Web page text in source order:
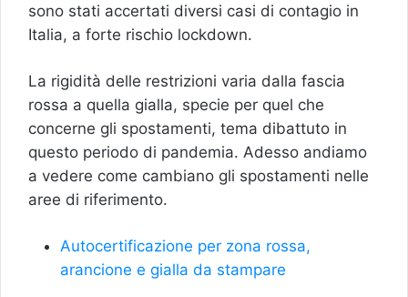
sono stati accertati diversi casi di contagio in
Italia, a forte rischio lockdown.
La rigidità delle restrizioni varia dalla fascia
rossa a quella gialla, specie per quel che
concerne gli spostamenti, tema dibattuto in
questo periodo di pandemia. Adesso andiamo
a vedere come cambiano gli spostamenti nelle
aree di riferimento.
Autocertificazione per zona rossa,
arancione e gialla da stampare